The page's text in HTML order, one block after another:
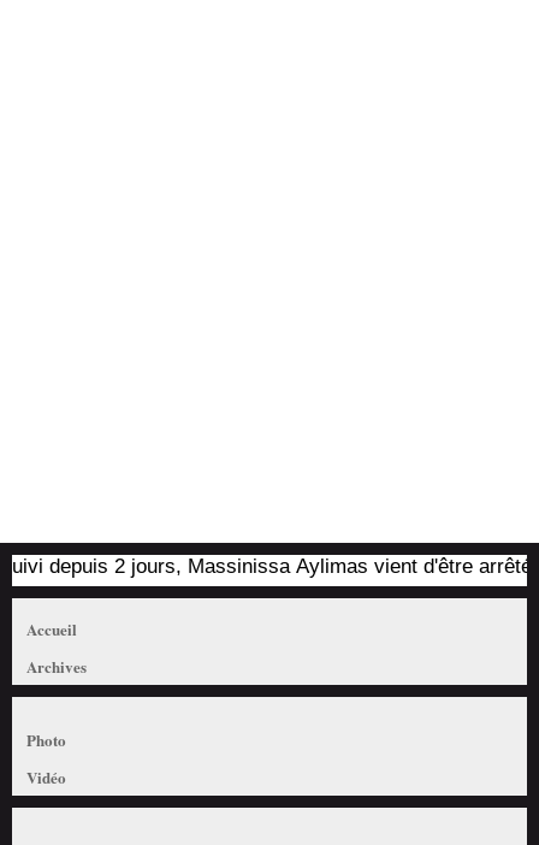
2 jours, Massinissa Aylimas vient d'être arrêté par
Accueil
Archives
Photo
Vidéo